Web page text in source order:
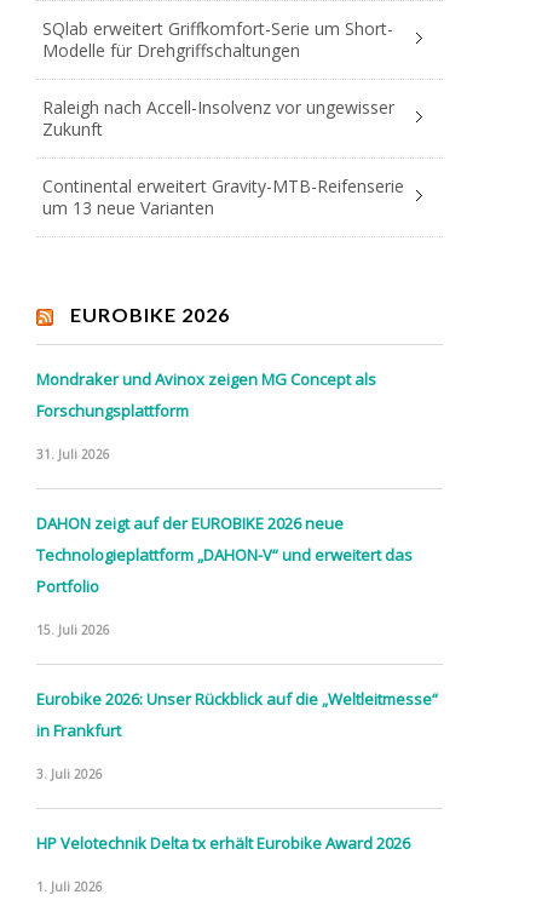
SQlab erweitert Griffkomfort-Serie um Short-
Modelle für Drehgriffschaltungen
Raleigh nach Accell-Insolvenz vor ungewisser
Zukunft
Continental erweitert Gravity-MTB-Reifenserie
um 13 neue Varianten
EUROBIKE 2026
Mondraker und Avinox zeigen MG Concept als
Forschungsplattform
31. Juli 2026
DAHON zeigt auf der EUROBIKE 2026 neue
Technologieplattform „DAHON-V“ und erweitert das
Portfolio
15. Juli 2026
Eurobike 2026: Unser Rückblick auf die „Weltleitmesse“
in Frankfurt
3. Juli 2026
HP Velotechnik Delta tx erhält Eurobike Award 2026
1. Juli 2026